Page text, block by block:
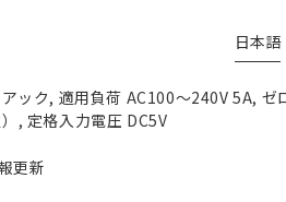
日本語
ック, 適用負荷 AC100～240V 5A, ゼ
, 定格入力電圧 DC5V
更新